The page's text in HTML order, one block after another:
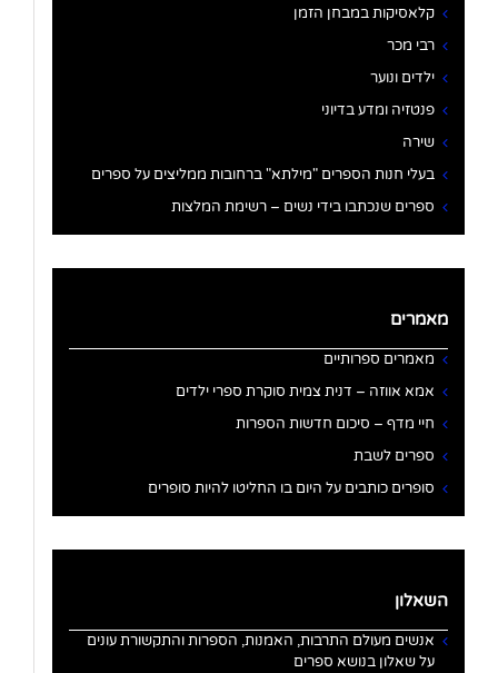
קלאסיקות במבחן הזמן
רבי מכר
ילדים ונוער
פנטזיה ומדע בדיוני
שירה
בעלי חנות הספרים "מילתא" ברחובות ממליצים על ספרים
ספרים שנכתבו בידי נשים – רשימת המלצות
מאמרים
מאמרים ספרותיים
אמא אווזה – דנית צמית סוקרת ספרי ילדים
חיי מדף – סיכום חדשות הספרות
ספרים לשבת
סופרים כותבים על היום בו החליטו להיות סופרים
השאלון
אנשים מעולם התרבות, האמנות, הספרות והתקשורת עונים
על שאלון בנושא ספרים